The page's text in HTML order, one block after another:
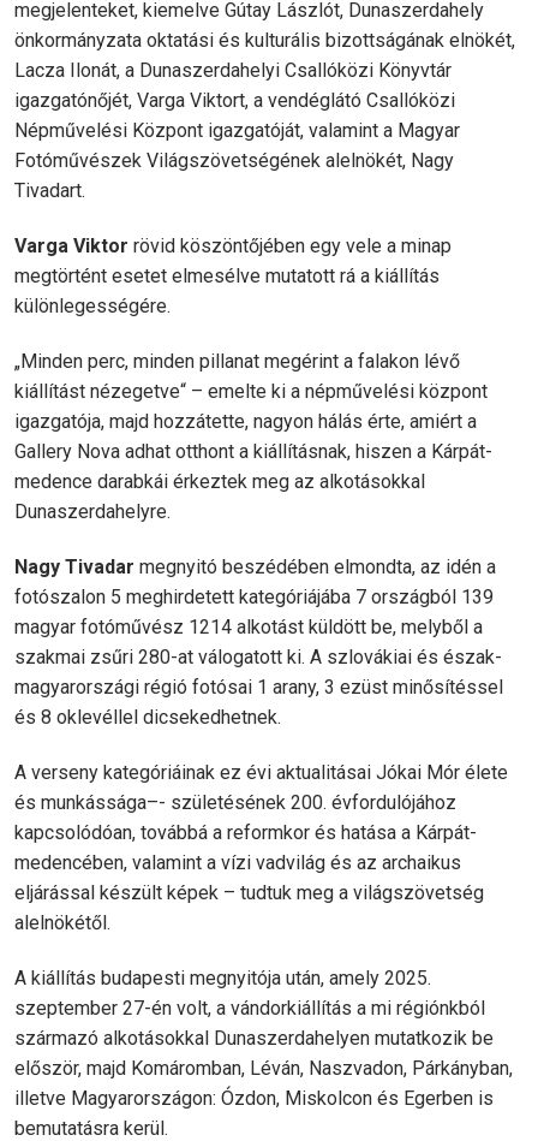
megjelenteket, kiemelve Gútay Lászlót, Dunaszerdahely
önkormányzata oktatási és kulturális bizottságának elnökét,
Lacza Ilonát, a Dunaszerdahelyi Csallóközi Könyvtár
igazgatónőjét, Varga Viktort, a vendéglátó Csallóközi
Népművelési Központ igazgatóját, valamint a Magyar
Fotóművészek Világszövetségének alelnökét, Nagy
Tivadart.
Varga Viktor rövid köszöntőjében egy vele a minap
megtörtént esetet elmesélve mutatott rá a kiállítás
különlegességére.
„Minden perc, minden pillanat megérint a falakon lévő
kiállítást nézegetve“ – emelte ki a népművelési központ
igazgatója, majd hozzátette, nagyon hálás érte, amiért a
Gallery Nova adhat otthont a kiállításnak, hiszen a Kárpát-
medence darabkái érkeztek meg az alkotásokkal
Dunaszerdahelyre.
Nagy Tivadar megnyitó beszédében elmondta, az idén a
fotószalon 5 meghirdetett kategóriájába 7 országból 139
magyar fotóművész 1214 alkotást küldött be, melyből a
szakmai zsűri 280-at válogatott ki. A szlovákiai és észak-
magyarországi régió fotósai 1 arany, 3 ezüst minősítéssel
és 8 oklevéllel dicsekedhetnek.
A verseny kategóriáinak ez évi aktualitásai Jókai Mór élete
és munkássága–- születésének 200. évfordulójához
kapcsolódóan, továbbá a reformkor és hatása a Kárpát-
medencében, valamint a vízi vadvilág és az archaikus
eljárással készült képek – tudtuk meg a világszövetség
alelnökétől.
A kiállítás budapesti megnyitója után, amely 2025.
szeptember 27-én volt, a vándorkiállítás a mi régiónkból
származó alkotásokkal Dunaszerdahelyen mutatkozik be
először, majd Komáromban, Léván, Naszvadon, Párkányban,
illetve Magyarországon: Ózdon, Miskolcon és Egerben is
bemutatásra kerül.